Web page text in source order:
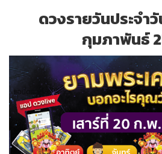
ดวงรายวันประจำ
กุมภาพันธ์